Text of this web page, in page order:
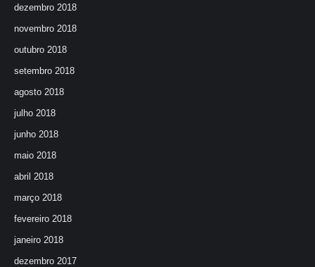
dezembro 2018
novembro 2018
outubro 2018
setembro 2018
agosto 2018
julho 2018
junho 2018
maio 2018
abril 2018
março 2018
fevereiro 2018
janeiro 2018
dezembro 2017